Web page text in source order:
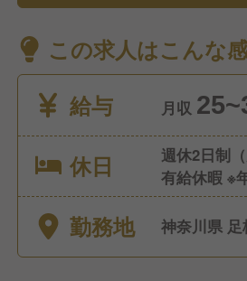
この求人はこんな感
給与
月収
休日
週休2日制
有給休暇 ※
勤務地 神奈川県